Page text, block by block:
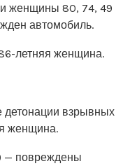
женщины 80, 74, 49
автомобиль.
летняя женщина.
детонации взрывных
женщина.
— повреждены